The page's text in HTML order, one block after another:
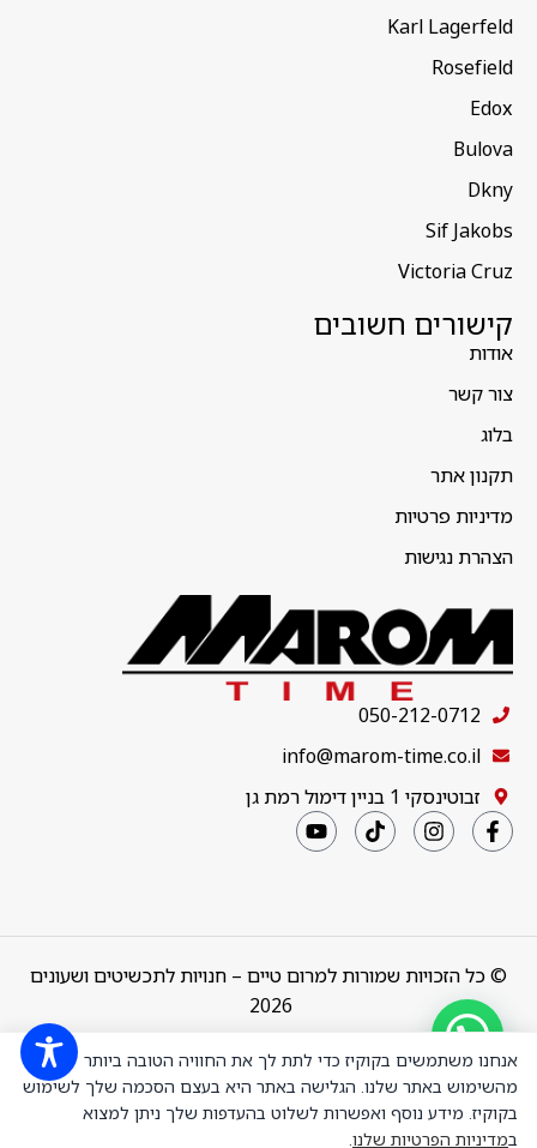
Karl Lagerfeld
Rosefield
Edox
Bulova
Dkny
Sif Jakobs
Victoria Cruz
קישורים חשובים
אודות
צור קשר
בלוג
תקנון אתר
מדיניות פרטיות
הצהרת נגישות
050-212-0712
info@marom-time.co.il
זבוטינסקי 1 בניין דימול רמת גן
© כל הזכויות שמורות למרום טיים – חנויות לתכשיטים ושעונים
2026
Design & Code bythebuildup
HWBLG-H06
שעון יד לאישה
אנחנו משתמשים בקוקיז כדי לתת לך את החוויה הטובה ביותר
מהשימוש באתר שלנו. הגלישה באתר היא בעצם הסכמה שלך לשימוש
בקוקיז. מידע נוסף ואפשרות לשלוט בהעדפות שלך ניתן למצוא
במדיניות הפרטיות שלנו.